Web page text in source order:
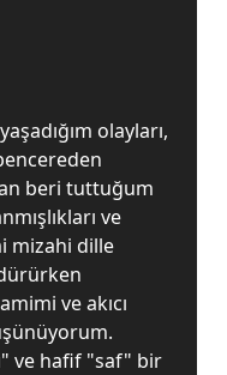
olayları,
beri tuttuğum
ve
mizahi dille
ve akıcı
ve hafif "saf" bir